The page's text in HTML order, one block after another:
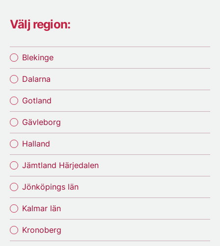
Välj region:
Blekinge
Dalarna
Gotland
Gävleborg
Halland
Jämtland Härjedalen
Jönköpings län
Kalmar län
Kronoberg